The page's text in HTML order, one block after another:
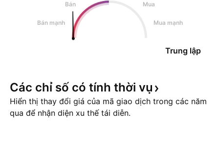
Bán
Mua
Bán mạnh Mua mạnh
Trung lập
Các chỉ số có tính thời vụ
Hiển thị thay đổi giá của mã giao dịch trong các năm
qua để nhận diện xu thế tái diễn.